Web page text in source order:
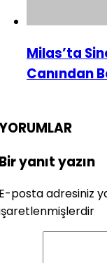
Milas’ta
Canından
yanıt yazın
posta adresiniz